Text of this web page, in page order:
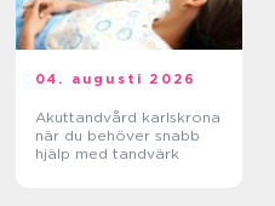
04. augusti 2026
Akuttandvård karlskrona
när du behöver snabb
hjälp med tandvärk